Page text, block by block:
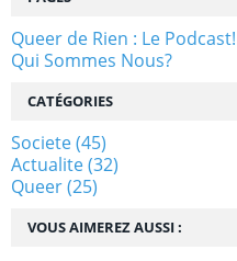
VOUS AIMEREZ AUSSI :
Queer de Rien : Le Podcast!
Qui Sommes Nous?
CATÉGORIES
Societe(45)
Actualite(32)
Queer(25)